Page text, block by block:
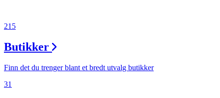
215
Butikker
Finn det du trenger blant et bredt utvalg butikker
31